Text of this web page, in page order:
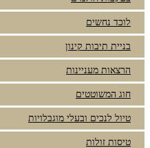
לוכד נחשים
בניית תיבות קינון
הרצאות מעניינות
חוג המשוטטים
טיול לנכים ובעלי מוגבלויות
טיסות זולות